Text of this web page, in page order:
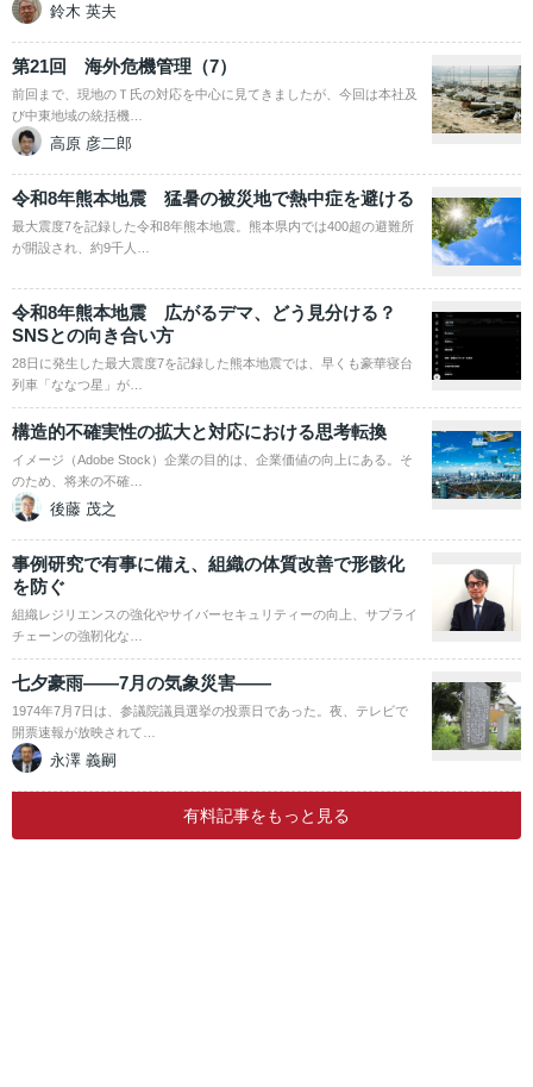
鈴木 英夫
第21回 海外危機管理（7）
前回まで、現地のＴ氏の対応を中心に見てきましたが、今回は本社及
び中東地域の統括機…
高原 彦二郎
令和8年熊本地震 猛暑の被災地で熱中症を避ける
最大震度7を記録した令和8年熊本地震。熊本県内では400超の避難所
が開設され、約9千人…
令和8年熊本地震 広がるデマ、どう見分ける？
SNSとの向き合い方
28日に発生した最大震度7を記録した熊本地震では、早くも豪華寝台
列車「ななつ星」が…
構造的不確実性の拡大と対応における思考転換
イメージ（Adobe Stock）企業の目的は、企業価値の向上にある。そ
のため、将来の不確…
後藤 茂之
事例研究で有事に備え、組織の体質改善で形骸化
を防ぐ
組織レジリエンスの強化やサイバーセキュリティーの向上、サプライ
チェーンの強靭化な…
七夕豪雨――7月の気象災害――
1974年7月7日は、参議院議員選挙の投票日であった。夜、テレビで
開票速報が放映されて…
永澤 義嗣
有料記事をもっと見る